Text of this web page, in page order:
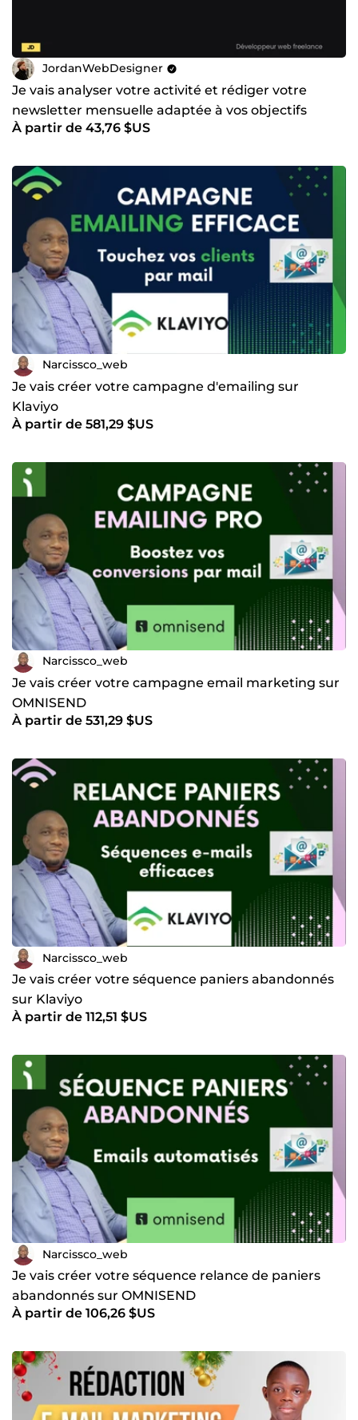
JordanWebDesigner
Je vais analyser votre activité et rédiger votre
newsletter mensuelle adaptée à vos objectifs
À partir de 43,76 $US
Narcissco_web
Je vais créer votre campagne d'emailing sur
Klaviyo
À partir de 581,29 $US
Narcissco_web
Je vais créer votre campagne email marketing sur
OMNISEND
À partir de 531,29 $US
Narcissco_web
Je vais créer votre séquence paniers abandonnés
sur Klaviyo
À partir de 112,51 $US
Narcissco_web
Je vais créer votre séquence relance de paniers
abandonnés sur OMNISEND
À partir de 106,26 $US